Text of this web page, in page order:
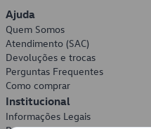
Ajuda
Quem Somos
Atendimento (SAC)
Devoluções e trocas
Perguntas Frequentes
Como comprar
Institucional
Informações Legais